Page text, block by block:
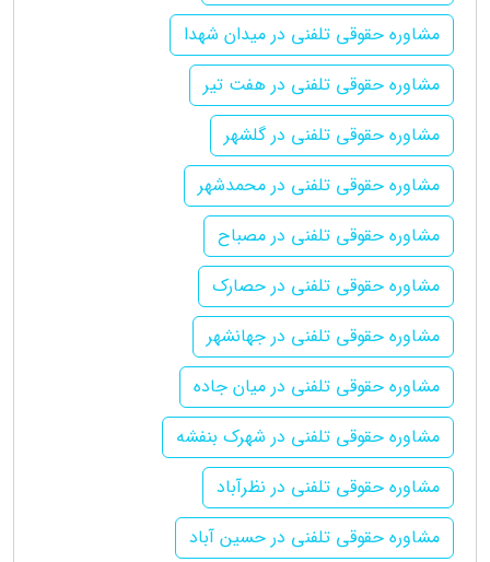
مشاوره حقوقی تلفنی در میدان شهدا
مشاوره حقوقی تلفنی در هفت تیر
مشاوره حقوقی تلفنی در گلشهر
مشاوره حقوقی تلفنی در محمدشهر
مشاوره حقوقی تلفنی در مصباح
مشاوره حقوقی تلفنی در حصارک
مشاوره حقوقی تلفنی در جهانشهر
مشاوره حقوقی تلفنی در میان جاده
مشاوره حقوقی تلفنی در شهرک بنفشه
مشاوره حقوقی تلفنی در نظرآباد
مشاوره حقوقی تلفنی در حسین آباد